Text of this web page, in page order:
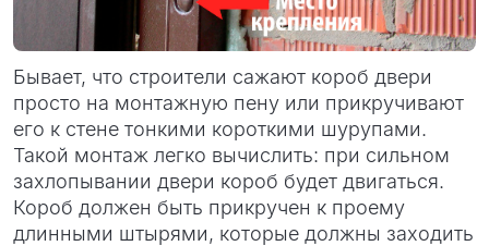
Бывает, что строители сажают короб двери
просто на монтажную пену или прикручивают
его к стене тонкими короткими шурупами.
Такой монтаж легко вычислить: при сильном
захлопывании двери короб будет двигаться.
Короб должен быть прикручен к проему
длинными штырями, которые должны заходить